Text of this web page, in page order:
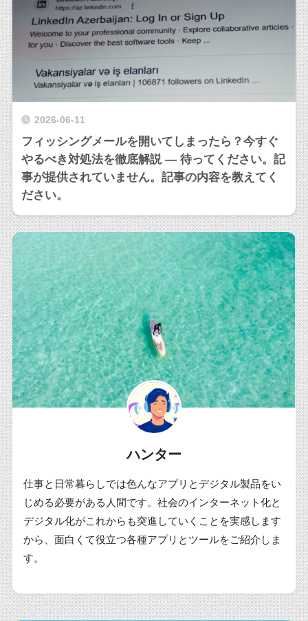
2026-06-11
フィッシングメールを開いてしまったら？今すぐ
やるべき対処法を徹底解説 — 待ってください。記
事が提供されていません。記事の内容を教えてく
ださい。
ハンター
仕事と日常暮らしでは色んなアプリとデジタル製品をい
じめる必要がある人間です。社会のインターネット化と
デジタル化がこれからも突進していくことを実感します
から、面白くて役立つ各種アプリとツールをご紹介しま
す。